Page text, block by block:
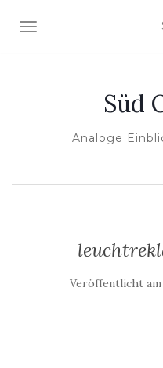
NAVIGATION
Süd
Analoge
Veröffentlicht am